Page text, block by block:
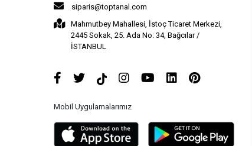
siparis@toptanal.com
Mahmutbey Mahallesi, İstoç Ticaret Merkezi,
2445 Sokak, 25. Ada No: 34, Bağcılar /
İSTANBUL
Mobil Uygulamalarımız